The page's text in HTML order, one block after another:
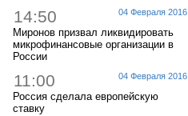
04 Февраля 2016
14:50
Миронов призвал ликвидировать
микрофинансовые организации в
России
04 Февраля 2016
11:00
Россия сделала европейскую
ставку